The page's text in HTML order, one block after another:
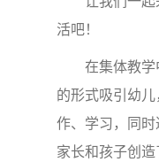
活吧！
在集体教
的形式吸引幼
作、学习，同
家长和孩子创